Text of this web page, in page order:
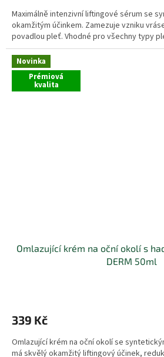
Maximálně intenzivní liftingové sérum se
okamžitým účinkem. Zamezuje vzniku
povadlou pleť. Vhodné pro všechny typy
Novinka
Prémiová
kvalita
Omlazující krém na oční okolí s
DERM 50ml
339 Kč
Omlazující krém na oční okolí se
má skvělý okamžitý liftingový účinek,